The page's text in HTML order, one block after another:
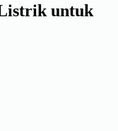
untuk